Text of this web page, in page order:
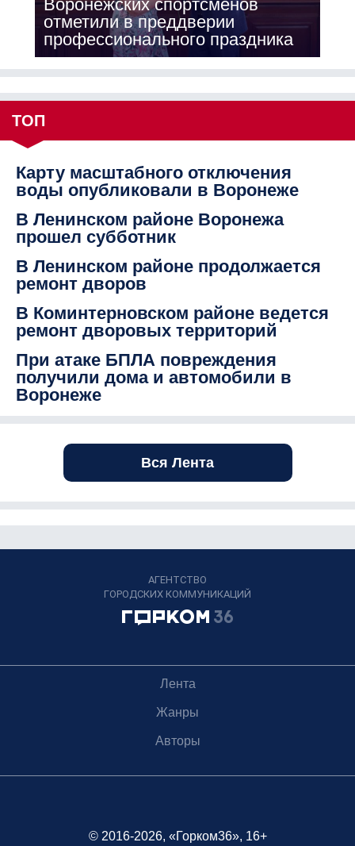
Воронежских спортсменов
отметили в преддверии
профессионального праздника
ТОП
Карту масштабного отключения
воды опубликовали в Воронеже
В Ленинском районе Воронежа
прошел субботник
В Ленинском районе продолжается
ремонт дворов
В Коминтерновском районе ведется
ремонт дворовых территорий
При атаке БПЛА повреждения
получили дома и автомобили в
Воронеже
Вся Лента
АГЕНТСТВО
ГОРОДСКИХ КОММУНИКАЦИЙ
Лента
Жанры
Авторы
© 2016-2026, «Горком36», 16+